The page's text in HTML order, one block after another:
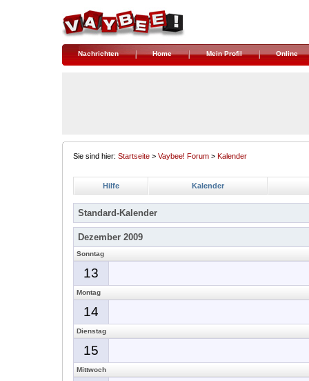
Nachrichten Home Mein Profil Online
Sie sind hier: Startseite > Vaybee! Forum > Kalender
Hilfe Kalender
Standard-Kalender
Dezember 2009
Sonntag
13
Montag
14
Dienstag
15
Mittwoch